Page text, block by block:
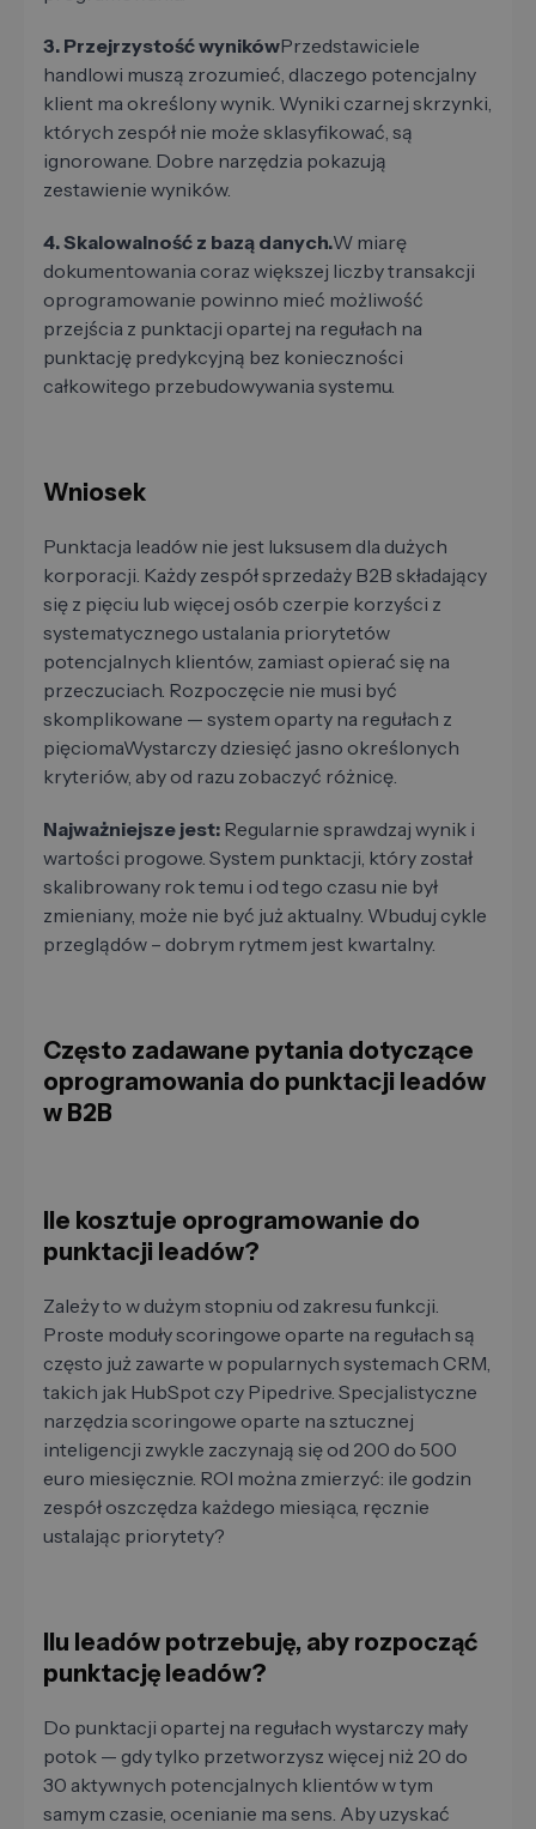
3. Przejrzystość wynikówPrzedstawiciele
handlowi muszą zrozumieć, dlaczego potencjalny
klient ma określony wynik. Wyniki czarnej skrzynki,
których zespół nie może sklasyfikować, są
ignorowane. Dobre narzędzia pokazują
zestawienie wyników.
4. Skalowalność z bazą danych.W miarę
dokumentowania coraz większej liczby transakcji
oprogramowanie powinno mieć możliwość
przejścia z punktacji opartej na regułach na
punktację predykcyjną bez konieczności
całkowitego przebudowywania systemu.
Wniosek
Punktacja leadów nie jest luksusem dla dużych
korporacji. Każdy zespół sprzedaży B2B składający
się z pięciu lub więcej osób czerpie korzyści z
systematycznego ustalania priorytetów
potencjalnych klientów, zamiast opierać się na
przeczuciach. Rozpoczęcie nie musi być
skomplikowane — system oparty na regułach z
pięciomaWystarczy dziesięć jasno określonych
kryteriów, aby od razu zobaczyć różnicę.
Najważniejsze jest: Regularnie sprawdzaj wynik i
wartości progowe. System punktacji, który został
skalibrowany rok temu i od tego czasu nie był
zmieniany, może nie być już aktualny. Wbuduj cykle
przeglądów – dobrym rytmem jest kwartalny.
Często zadawane pytania dotyczące
oprogramowania do punktacji leadów
w B2B
Ile kosztuje oprogramowanie do
punktacji leadów?
Zależy to w dużym stopniu od zakresu funkcji.
Proste moduły scoringowe oparte na regułach są
często już zawarte w popularnych systemach CRM,
takich jak HubSpot czy Pipedrive. Specjalistyczne
narzędzia scoringowe oparte na sztucznej
inteligencji zwykle zaczynają się od 200 do 500
euro miesięcznie. ROI można zmierzyć: ile godzin
zespół oszczędza każdego miesiąca, ręcznie
ustalając priorytety?
Ilu leadów potrzebuję, aby rozpocząć
punktację leadów?
Do punktacji opartej na regułach wystarczy mały
potok — gdy tylko przetworzysz więcej niż 20 do
30 aktywnych potencjalnych klientów w tym
samym czasie, ocenianie ma sens. Aby uzyskać